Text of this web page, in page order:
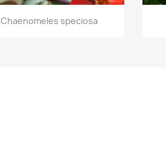
Vista rápida
Chaenomeles speciosa